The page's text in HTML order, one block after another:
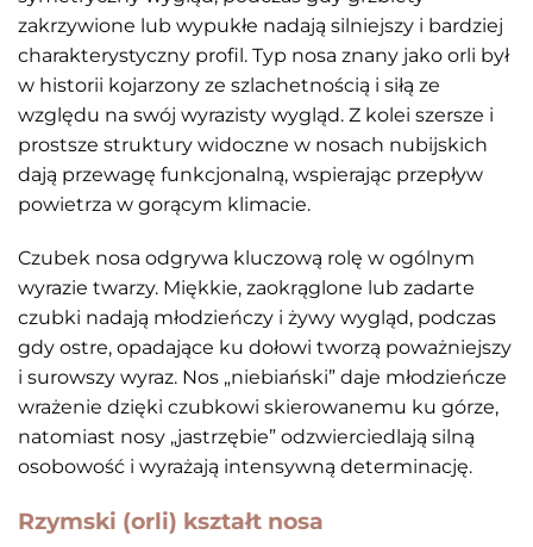
zakrzywione lub wypukłe nadają silniejszy i bardziej
charakterystyczny profil. Typ nosa znany jako orli był
w historii kojarzony ze szlachetnością i siłą ze
względu na swój wyrazisty wygląd. Z kolei szersze i
prostsze struktury widoczne w nosach nubijskich
dają przewagę funkcjonalną, wspierając przepływ
powietrza w gorącym klimacie.
Czubek nosa odgrywa kluczową rolę w ogólnym
wyrazie twarzy. Miękkie, zaokrąglone lub zadarte
czubki nadają młodzieńczy i żywy wygląd, podczas
gdy ostre, opadające ku dołowi tworzą poważniejszy
i surowszy wyraz. Nos „niebiański” daje młodzieńcze
wrażenie dzięki czubkowi skierowanemu ku górze,
natomiast nosy „jastrzębie” odzwierciedlają silną
osobowość i wyrażają intensywną determinację.
Rzymski (orli) kształt nosa